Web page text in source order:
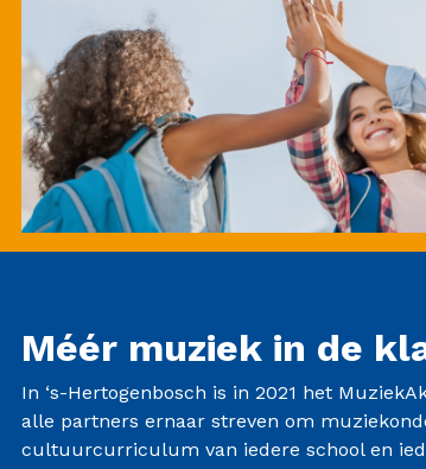
Méér muziek in de
In ‘s-Hertogenbosch is in 2021 het
alle partners ernaar streven om
cultuurcurriculum van iedere school en